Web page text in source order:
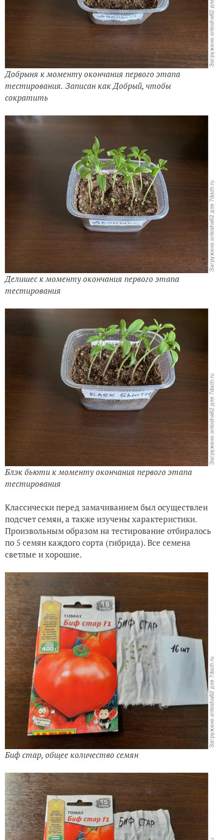
Добрыня к моменту окончания первого этапа
тестирования. Записан как Добрый, чтобы
сократить
Делишес к моменту окончания первого этапа
тестирования
Блэк бьюти к моменту окончания первого этапа
тестирования
Классически перед замачиванием был осуществлен
подсчет семян, а также изучены характеристики.
Произвольным образом на тестирование отбиралось
по 5 семян каждого сорта (гибрида). Все семена
светлые и хорошие.
Биф стар, общее количество семян